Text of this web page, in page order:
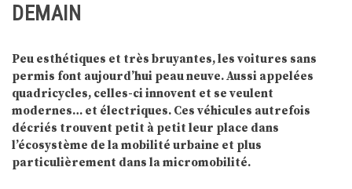
DEMAIN
Peu esthétiques et très bruyantes, les voitures sans
permis font aujourd’hui peau neuve. Aussi appelées
quadricycles, celles-ci innovent et se veulent
modernes… et électriques. Ces véhicules autrefois
décriés trouvent petit à petit leur place dans
l’écosystème de la mobilité urbaine et plus
particulièrement dans la micromobilité.